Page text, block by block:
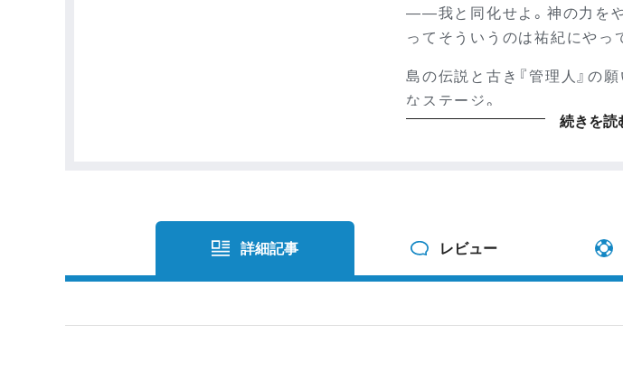
――我と同化せよ。神の力をや
ってそういうのは祐紀にやっ
島の伝説と古き『管理人』の
なステージ。
ハイテンションにゲームスタ
続きを読
詳細記事 レビュー